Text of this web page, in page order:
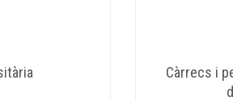
Càrrecs i